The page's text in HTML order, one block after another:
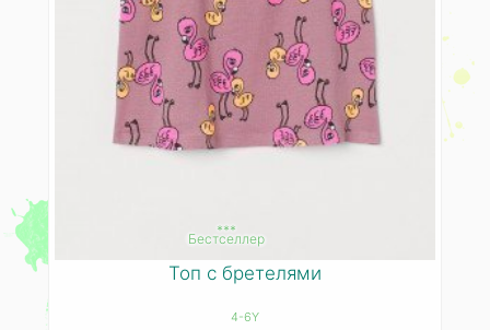
***
Бестселлер
Топ с бретелями
4-6Y